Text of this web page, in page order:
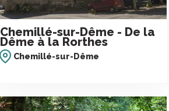
Chemillé-sur-Dême - De la
Dême à la Rorthes
Chemillé-sur-Dême